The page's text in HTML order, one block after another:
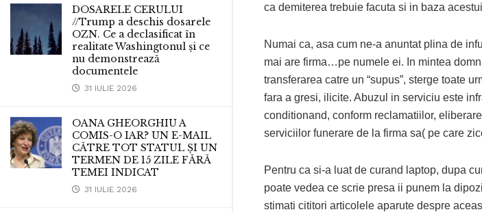
DOSARELE CERULUI
//Trump a deschis dosarele
OZN. Ce a declasificat în
realitate Washingtonul și ce
nu demonstrează
documentele
31 IULIE 2026
OANA GHEORGHIU A
COMIS-O IAR? UN E-MAIL
CĂTRE TOT STATUL ȘI UN
TERMEN DE 15 ZILE FĂRĂ
TEMEI INDICAT
31 IULIE 2026
ca demiterea trebuie facuta si in baza
Numai ca, asa cum ne-a anuntat plina de
mai are firma…pe numele ei. In mintea
transferarea catre un “supus”, sterge toate
fara a gresi, ilicite. Abuzul in serviciu este
conditionand, conform reclamatiilor,
serviciilor funerare de la firma sa( pe care
Pentru ca si-a luat de curand laptop, dupa
poate vedea ce scrie presa ii punem la
stimati cititori articolele aparute despre